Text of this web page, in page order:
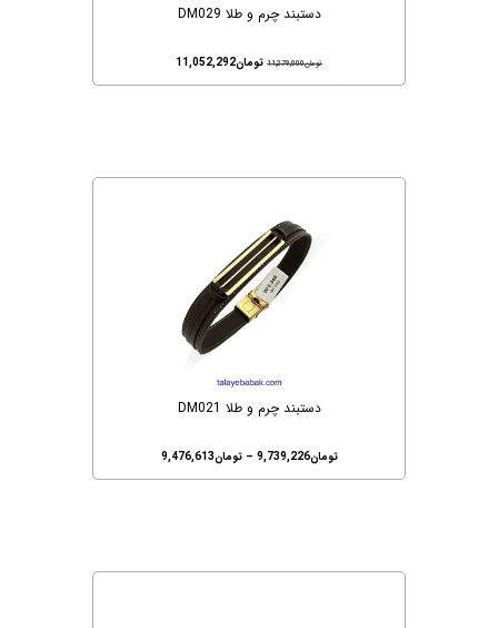
دستبند چرم و طلا DM029
تومان11,279,000 تومان11,052,292
دستبند چرم و طلا DM021
تومان9,739,226
– تومان9,476,613